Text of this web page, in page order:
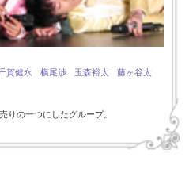
賀健永 横尾渉 玉森裕太
藤ヶ谷太
りの一つにしたグループ。